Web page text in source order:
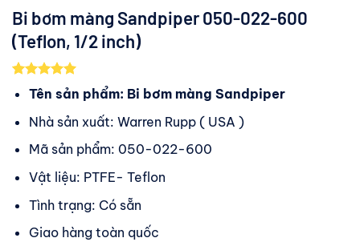
Bi bơm màng Sandpiper 050-022-600
(Teflon, 1/2 inch)
5.00trên 5
dựa trên
Tên sản phẩm: Bi bơm màng Sandpiper
Nhà sản xuất: Warren Rupp ( USA )
Mã sản phẩm: 050-022-600
Vật liệu: PTFE- Teflon
Tình trạng: Có sẵn
Giao hàng toàn quốc